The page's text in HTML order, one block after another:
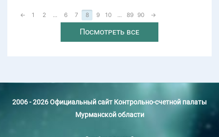
← 1 2 ... 6 7 8 9 10 ... 89 90 →
Посмотреть все
2006 - 2026 Официальный сайт Контрольно-счетной палаты
Мурманской области